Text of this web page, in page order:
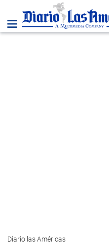
Diario las Américas